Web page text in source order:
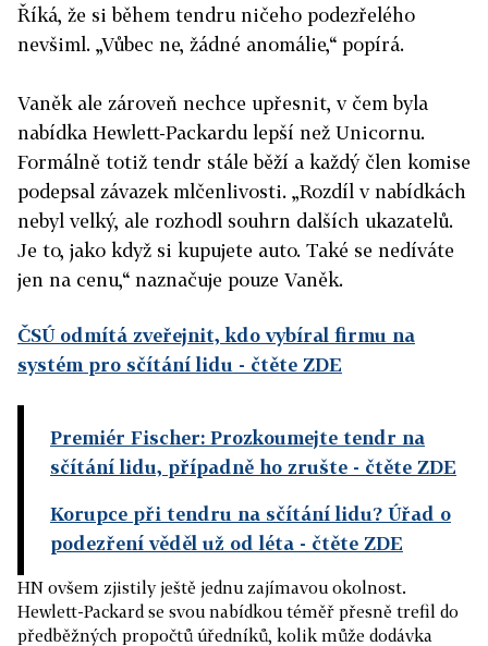
Říká, že si během tendru ničeho podezřelého
nevšiml. „Vůbec ne, žádné anomálie,“ popírá.
Vaněk ale zároveň nechce upřesnit, v čem byla
nabídka Hewlett-Packardu lepší než Unicornu.
Formálně totiž tendr stále běží a každý člen komise
podepsal závazek mlčenlivosti. „Rozdíl v nabídkách
nebyl velký, ale rozhodl souhrn dalších ukazatelů.
Je to, jako když si kupujete auto. Také se nedíváte
jen na cenu,“ naznačuje pouze Vaněk.
ČSÚ odmítá zveřejnit, kdo vybíral firmu na
systém pro sčítání lidu - čtěte ZDE
Premiér Fischer: Prozkoumejte tendr na
sčítání lidu, případně ho zrušte - čtěte ZDE
Korupce při tendru na sčítání lidu? Úřad o
podezření věděl už od léta - čtěte ZDE
HN ovšem zjistily ještě jednu zajímavou okolnost.
Hewlett-Packard se svou nabídkou téměř přesně trefil do
předběžných propočtů úředníků, kolik může dodávka